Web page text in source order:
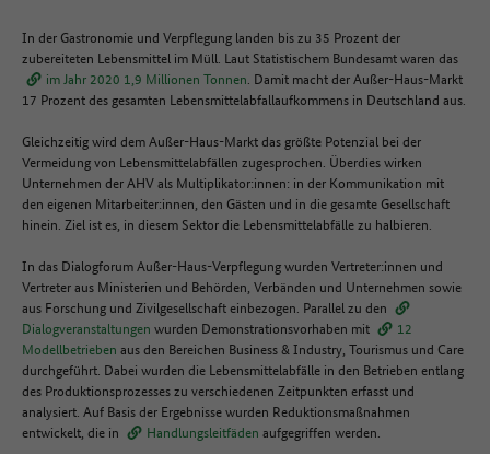
In der Gastronomie und Verpflegung landen bis zu 35 Prozent der
zubereiteten Lebensmittel im Müll. Laut Statistischem Bundesamt waren das
im Jahr 2020 1,9 Millionen Tonnen. Damit macht der Außer-Haus-Markt
17 Prozent des gesamten Lebensmittelabfallaufkommens in Deutschland aus.
Gleichzeitig wird dem Außer-Haus-Markt das größte Potenzial bei der
Vermeidung von Lebensmittelabfällen zugesprochen. Überdies wirken
Unternehmen der AHV als Multiplikator:innen: in der Kommunikation mit
den eigenen Mitarbeiter:innen, den Gästen und in die gesamte Gesellschaft
hinein. Ziel ist es, in diesem Sektor die Lebensmittelabfälle zu halbieren.
In das Dialogforum Außer-Haus-Verpflegung wurden Vertreter:innen und
Vertreter aus Ministerien und Behörden, Verbänden und Unternehmen sowie
aus Forschung und Zivilgesellschaft einbezogen. Parallel zu den
Dialogveranstaltungen wurden Demonstrationsvorhaben mit
12
Modellbetrieben aus den Bereichen Business & Industry, Tourismus und Care
durchgeführt. Dabei wurden die Lebensmittelabfälle in den Betrieben entlang
des Produktionsprozesses zu verschiedenen Zeitpunkten erfasst und
analysiert. Auf Basis der Ergebnisse wurden Reduktionsmaßnahmen
entwickelt, die in
Handlungsleitfäden aufgegriffen werden.